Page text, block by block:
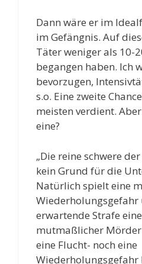
Dann wäre er im
im Gefängnis. Auf
Täter weniger als 10-
begangen haben. Ich
bevorzugen,
s.o. Eine zweite
meisten verdient.
eine?
„Die reine schwere
kein Grund für die
Natürlich spielt eine
Wiederholungsgefahr
erwartende Strafe
mutmaßlicher
eine Flucht- noch eine
Wiederholungsgefahr